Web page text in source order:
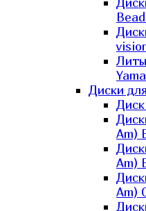
Диски
Am)
Am)
Am)